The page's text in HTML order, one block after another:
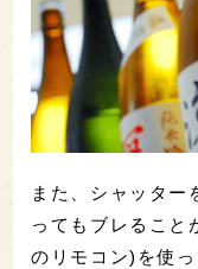
また、シャッター
ってもブレること
のリモコン)を使っ